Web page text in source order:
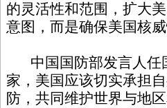
的灵活性和范围，扩大
意图，而是确保美国核
中国国防部发言人任
家，美国应该切实承担
防，共同维护世界与地区